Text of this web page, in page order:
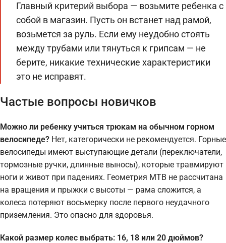
Главный критерий выбора — возьмите ребенка с
собой в магазин. Пусть он встанет над рамой,
возьмется за руль. Если ему неудобно стоять
между трубами или тянуться к грипсам — не
берите, никакие технические характеристики
это не исправят.
Частые вопросы новичков
Можно ли ребенку учиться трюкам на обычном горном
велосипеде? Нет, категорически не рекомендуется. Горные
велосипеды имеют выступающие детали (переключатели,
тормозные ручки, длинные выносы), которые травмируют
ноги и живот при падениях. Геометрия MTB не рассчитана
на вращения и прыжки с высоты — рама сложится, а
колеса потеряют восьмерку после первого неудачного
приземления. Это опасно для здоровья.
Какой размер колес выбрать: 16, 18 или 20 дюймов?